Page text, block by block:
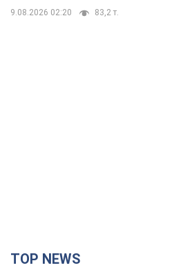
9.08.2026 02:20 83,2 т.
TOP NEWS